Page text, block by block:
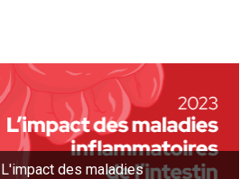
L'impact des maladies